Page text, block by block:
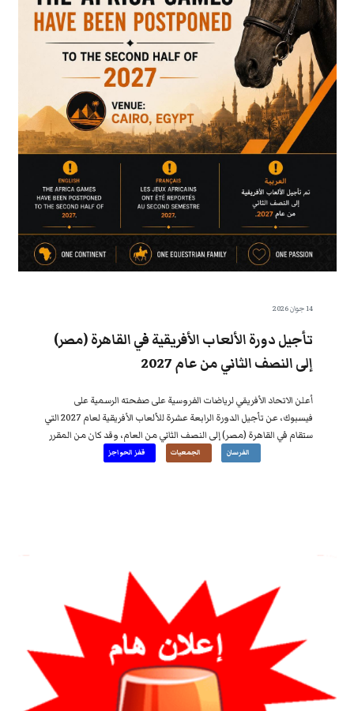
14 جوان 2026
تأجيل دورة الألعاب الأفريقية في القاهرة (مصر)
إلى النصف الثاني من عام 2027
أعلن الاتحاد الأفريقي لرياضات الفروسية على صفحته الرسمية على
فيسبوك، عن تأجيل الدورة الرابعة عشرة للألعاب الأفريقية لعام 2027 التي
ستقام في القاهرة (مصر) إلى النصف الثاني من العام، وقد كان من المقرر
إقامتها في الفترة من 20 جانفي/يناير إلى 7 فيفري/فبراير 2027.
الفرسان الجمعيات قفز الحواجز